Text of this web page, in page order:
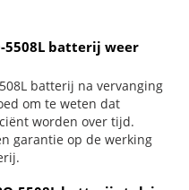
5508L batterij weer
batterij na vervanging
om te weten dat
worden over tijd.
garantie op de werking